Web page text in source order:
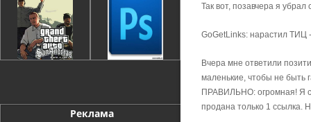
Реклама
Так вот, позавчера я
GoGetLinks: нарастил ТИЦ
Вчера мне ответили
маленькие, чтобы не быть
ПРАВИЛЬНО: огромная! Я
продана только 1 ссылка.